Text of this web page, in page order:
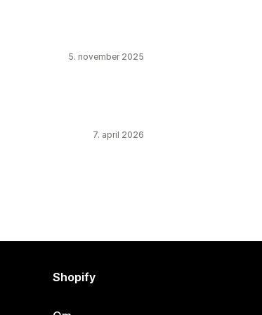
5. november 2025
7. april 2026
Shopify